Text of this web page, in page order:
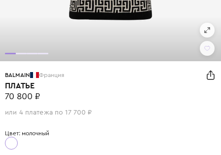
BALMAIN Франция
ПЛАТЬЕ
70 800 ₽
или 4 платежа по 17 700 ₽
Цвет: молочный